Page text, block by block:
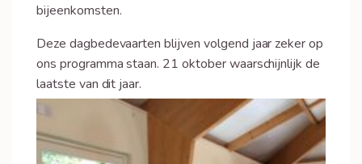
bijeenkomsten.
Deze dagbedevaarten blijven volgend jaar zeker op
ons programma staan. 21 oktober waarschijnlijk de
laatste van dit jaar.